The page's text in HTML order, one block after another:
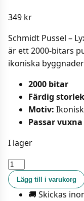
349 kr
Schmidt Pussel –
är ett 2000-bitars
ikoniska
2000 bitar
Färdig
Motiv:
Passar
I lager
Schmidt
Pussel
-
Lägg till i varukorg
🚚 Skickas